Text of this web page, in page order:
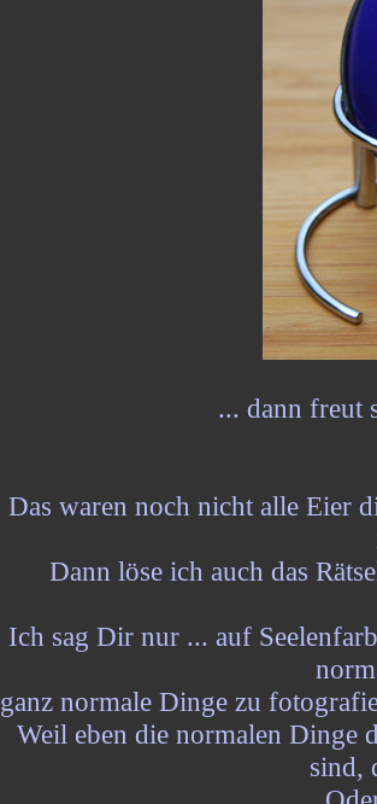
... dann freut
Das waren noch nicht alle Eier
Dann löse ich auch das
Ich sag Dir nur ... auf
ganz normale Dinge zu
Weil eben die normalen Dinge
sind,